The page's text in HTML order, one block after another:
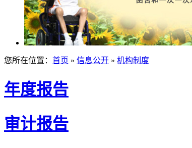
您所在位置： 首页 » 信息公开 » 机构制度
年度报告
审计报告